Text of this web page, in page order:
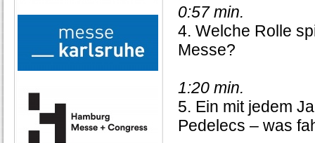
0:57 min.
4. Welche Rolle
Messe?
1:20 min.
5. Ein mit jedem
Pedelecs – was